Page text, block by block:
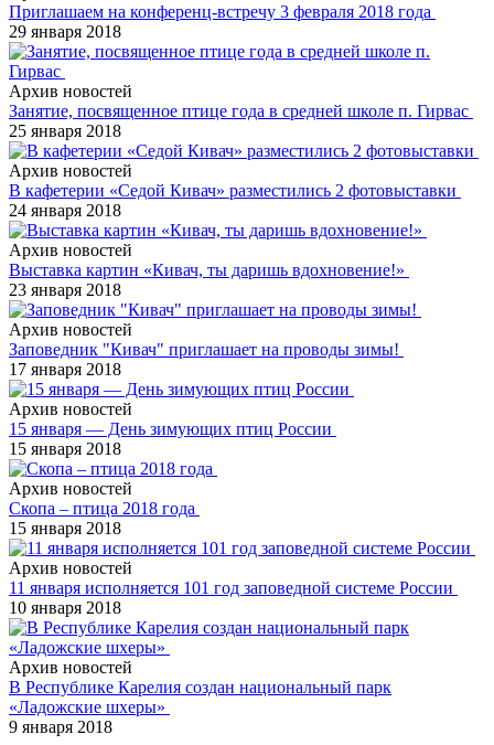
Приглашаем на конференц-встречу 3 февраля 2018 года
29 января 2018
Архив новостей
Занятие, посвященное птице года в средней школе п. Гирвас
25 января 2018
Архив новостей
В кафетерии «Седой Кивач» разместились 2 фотовыставки
24 января 2018
Архив новостей
Выставка картин «Кивач, ты даришь вдохновение!»
23 января 2018
Архив новостей
Заповедник "Кивач" приглашает на проводы зимы!
17 января 2018
Архив новостей
15 января — День зимующих птиц России
15 января 2018
Архив новостей
Скопа – птица 2018 года
15 января 2018
Архив новостей
11 января исполняется 101 год заповедной системе России
10 января 2018
Архив новостей
В Республике Карелия создан национальный парк
«Ладожские шхеры»
9 января 2018